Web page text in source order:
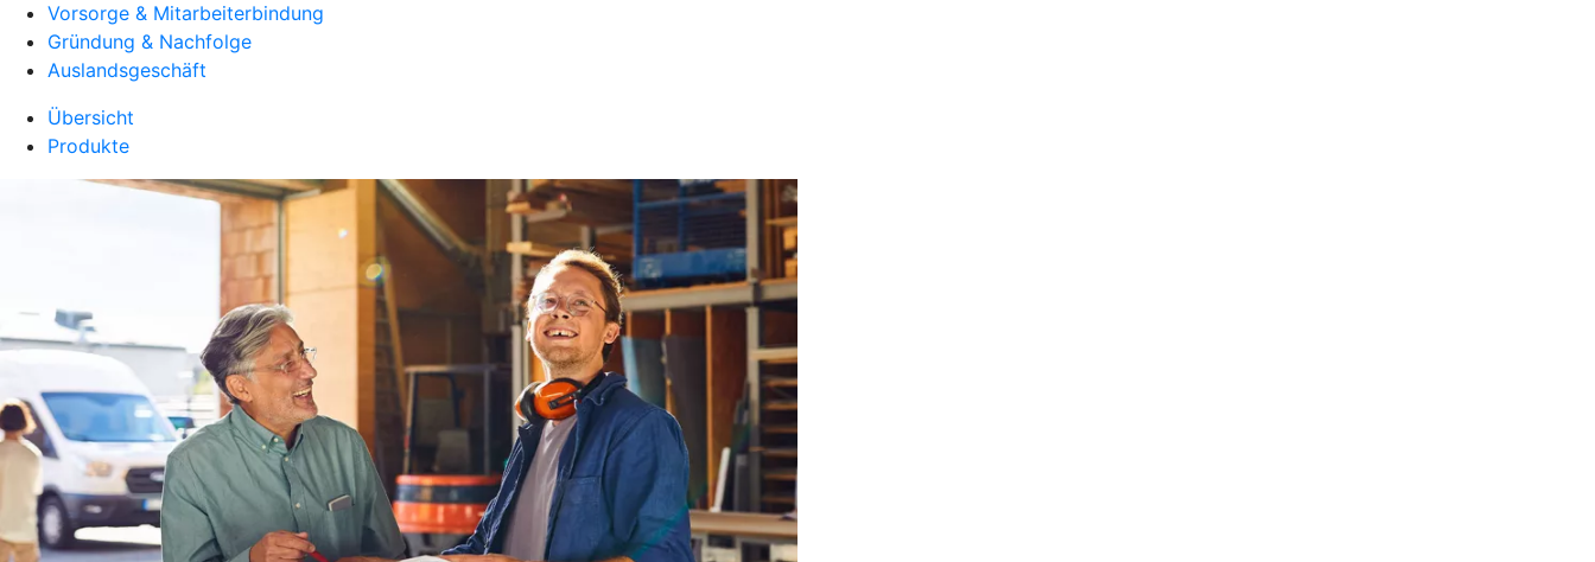
Vorsorge & Mitarbeiterbindung
Gründung & Nachfolge
Auslandsgeschäft
Übersicht
Produkte